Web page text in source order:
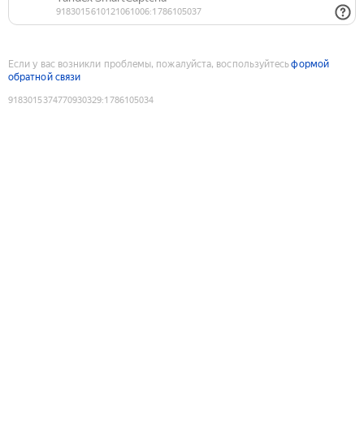
Если у вас возникли проблемы, пожалуйста, воспользуйтесьформой
обратной связи
9183015374770930329:1786105034